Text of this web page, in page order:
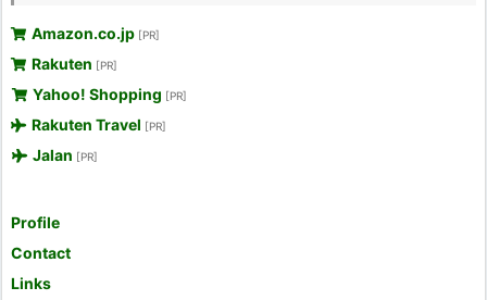
Amazon.co.jp [PR]
Rakuten [PR]
Yahoo! Shopping [PR]
Rakuten Travel [PR]
Jalan [PR]
Profile
Contact
Links